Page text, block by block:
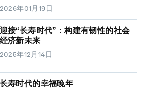
2026年01月19日
迎接“长寿时代”：构建有韧性的社会
经济新未来
2025年12月14日
长寿时代的幸福晚年